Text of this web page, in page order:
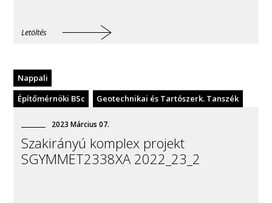
Letöltés
Építőmérnöki BSc Geotechnikai és Tartószerk. Tanszék
Nappali
2023 Március 07.
Szakirányú komplex projekt
SGYMMET2338XA 2022_23_2